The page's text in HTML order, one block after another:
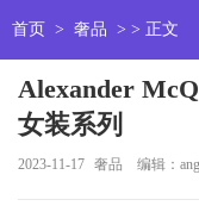
首页 > 奢品 > > 正文
Alexander
女装系列
2023-11-17 奢品 编辑：